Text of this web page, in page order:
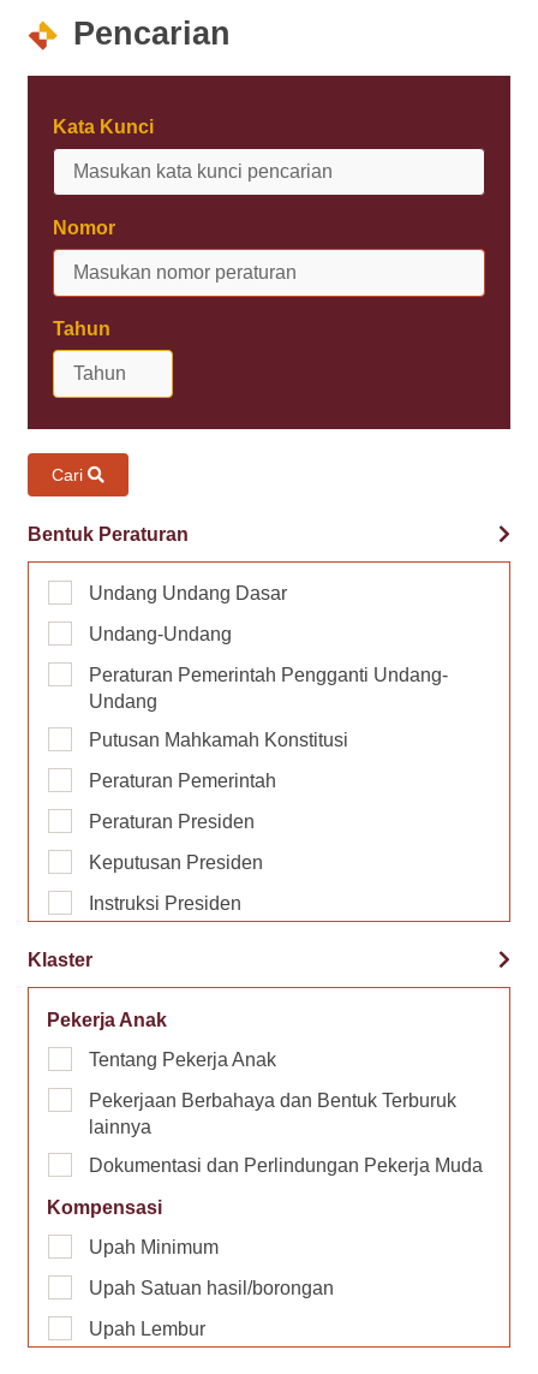
Pencarian
Kata Kunci
Nomor
Tahun
Cari
Bentuk Peraturan
Undang Undang Dasar
Undang-Undang
Peraturan Pemerintah Pengganti Undang-
Undang
Putusan Mahkamah Konstitusi
Peraturan Pemerintah
Peraturan Presiden
Keputusan Presiden
Instruksi Presiden
Keputusan Menteri
Surat Edaran Menteri
Instruksi Menteri
Keputusan Direktur Jendral
Peraturan Bupati/Walikota
Klaster
Pekerja Anak
Tentang Pekerja Anak
Pekerjaan Berbahaya dan Bentuk Terburuk
lainnya
Dokumentasi dan Perlindungan Pekerja Muda
Kompensasi
Upah Minimum
Upah Satuan hasil/borongan
Upah Lembur